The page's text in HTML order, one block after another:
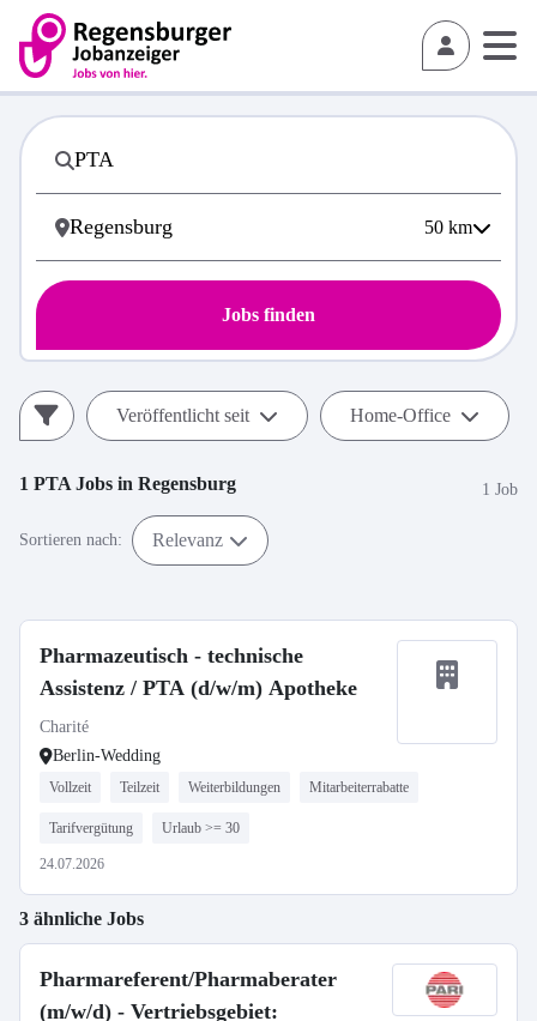
50 km
Jobs finden
Veröffentlicht seit Home-Office
1 PTA Jobs in Regensburg 1 Job
Sortieren nach: Relevanz
Pharmazeutisch - technische
Assistenz / PTA (d/w/m) Apotheke
Charité
Berlin-Wedding
Vollzeit Teilzeit Weiterbildungen Mitarbeiterrabatte
Tarifvergütung Urlaub >= 30
24.07.2026
3 ähnliche Jobs
Pharmareferent/Pharmaberater
(m/w/d) - Vertriebsgebiet: